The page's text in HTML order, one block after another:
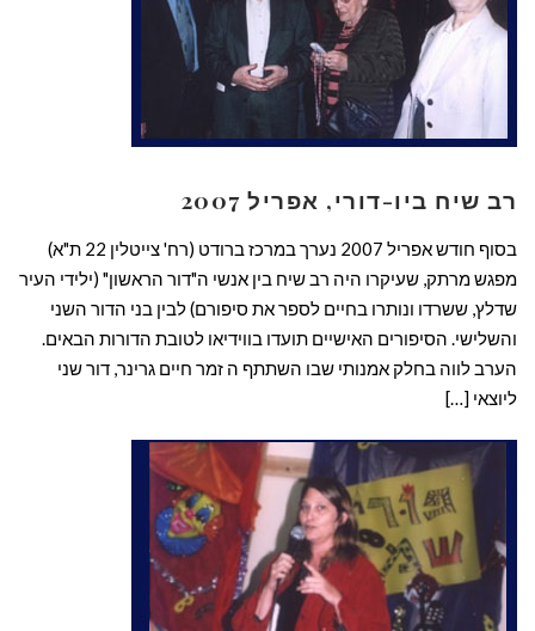
רב שיח ביו-דורי, אפריל 2007
בסוף חודש אפריל 2007 נערך במרכז ברודט (רח' צייטלין 22 ת"א)
מפגש מרתק, שעיקרו היה רב שיח בין אנשי ה"דור הראשון" (ילידי העיר
שדלץ, ששרדו ונותרו בחיים לספר את סיפורם) לבין בני הדור השני
והשלישי. הסיפורים האישיים תועדו בווידיאו לטובת הדורות הבאים.
הערב לווה בחלק אמנותי שבו השתתף ה זמר חיים גרינר, דור שני
ליוצאי […]
קרא עוד ←